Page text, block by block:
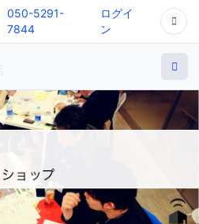
050-5291-
7844
ログイ
ン